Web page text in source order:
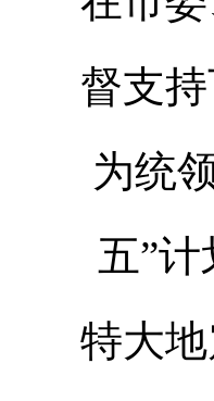
督支
为统
五”
特大